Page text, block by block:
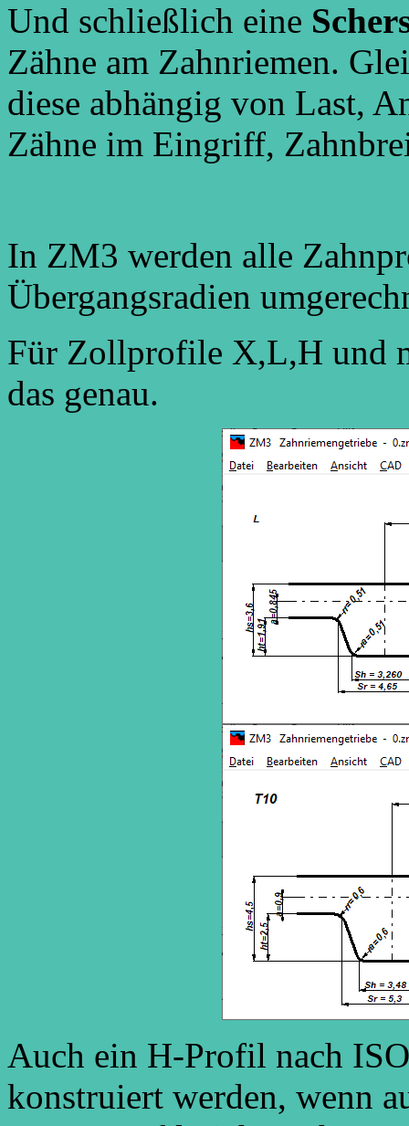
Und schließlich eine
Zähne am Zahnriemen.
diese abhängig von Last,
Zähne im Eingriff,
In ZM3 werden alle
Übergangsradien
Für Zollprofile X,L,H und
das genau.
Auch ein H-Profil nach
konstruiert werden, wenn